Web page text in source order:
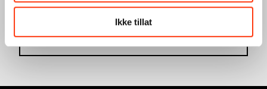
Ikke tillat
Verksted
Verksted
Se full kalender